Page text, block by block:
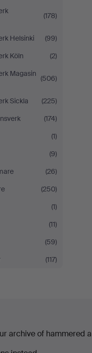
(178)
Helsinki
(99)
Köln
(2)
Magasin
(506)
Sickla
(225)
(174)
(1)
(9)
(26)
(250)
(1)
(11)
(59)
(117)
archive of hammered